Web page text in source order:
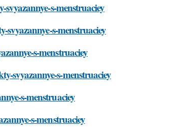
s-menstruaciey
s-menstruaciey
s-menstruaciey
svyazannye-s-menstruaciey
s-menstruaciey
s-menstruaciey